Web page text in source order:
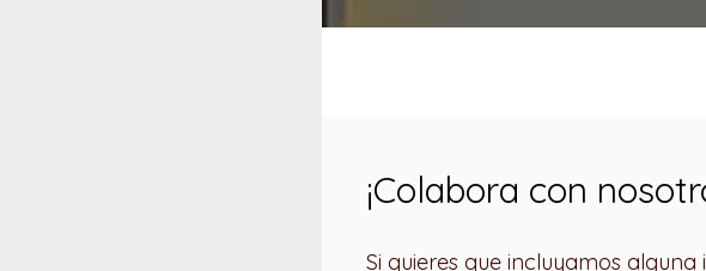
¡Colabora con
Si quieres que incluyamos